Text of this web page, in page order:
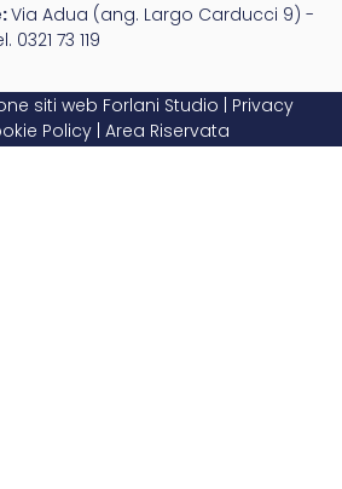
Via Adua (ang. Largo Carducci 9) -
0321 73 119
siti web Forlani Studio
Privacy
Policy| Area Riservata